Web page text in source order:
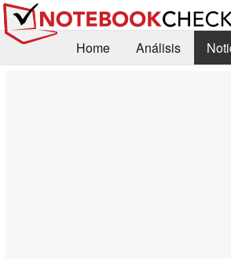
Home Análisis